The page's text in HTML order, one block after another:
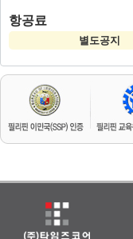
항공료
별도공지